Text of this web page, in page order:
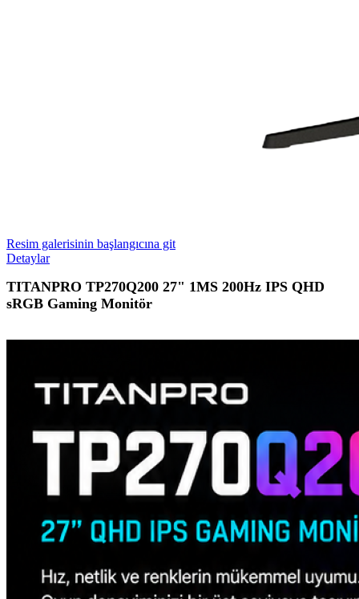
Resim galerisinin başlangıcına git
Detaylar
TITANPRO TP270Q200 27" 1MS 200Hz IPS QHD
sRGB Gaming Monitör